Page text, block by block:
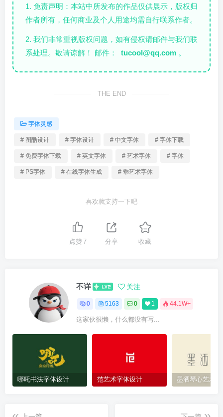
1. 免责声明：本站中所发布的作品仅供展示，版权归
作者所有，任何商业及个人用途均需自行联系作者。
2. 我们非常重视版权问题，如有侵权请邮件与我们联
系处理。敬请谅解！ 邮件：
tucool@qq.com 。
THE END
字体灵感
# 图酷设计 # 字体设计 # 中文字体 # 字体下载
# 免费字体下载 # 英文字体 # 艺术字体 # 字体
# PS字体 # 在线字体生成 # 乖艺术字体
喜欢就支持一下吧
点赞 7 分享 收藏
不详 关注
0 5163 0 1 44.1W+
这家伙很懒，什么都没有写...
哪吒书法字体设计 范艺术字体设计 墨洒琴心艺术